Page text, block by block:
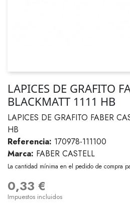
LAPICES DE GRAFITO
BLACKMATT 1111 HB
LAPICES DE GRAFITO FABER
HB
Referencia: 170978-111100
Marca: FABER CASTELL
La cantidad mínima en el pedido de compra
0,33 €
Impuestos incluidos